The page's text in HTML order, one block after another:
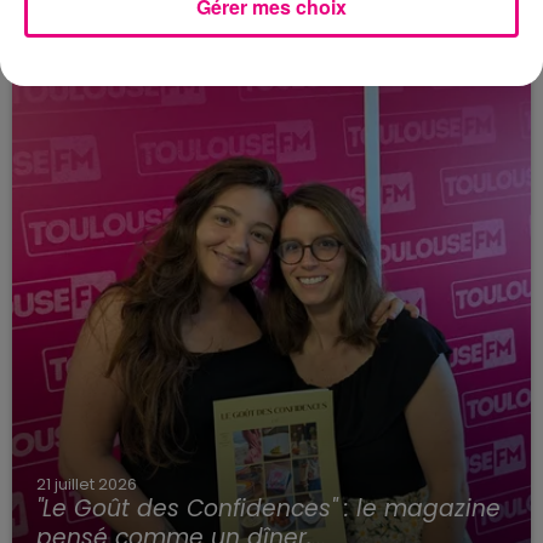
reporté au premier semestre 2027
21 juillet 2026
"Le Goût des Confidences" : le magazine
Gérer mes choix